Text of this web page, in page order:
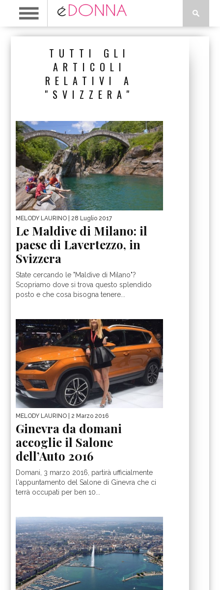
TUTTI GLI
ARTICOLI
RELATIVI A
"SVIZZERA"
MELODY LAURINO | 28 Luglio 2017
Le Maldive di Milano: il
paese di Lavertezzo, in
Svizzera
State cercando le "Maldive di Milano"?
Scopriamo dove si trova questo splendido
posto e che cosa bisogna tenere...
MELODY LAURINO | 2 Marzo 2016
Ginevra da domani
accoglie il Salone
dell’Auto 2016
Domani, 3 marzo 2016, partirà ufficialmente
l'appuntamento del Salone di Ginevra che ci
terrà occupati per ben 10...